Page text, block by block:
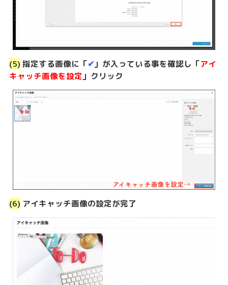
(5) 指定する画像に「✔︎ 」が入っている事を確認し「アイ
キャッチ画像を設定 」クリック
(6) アイキャッチ画像の設定が完了